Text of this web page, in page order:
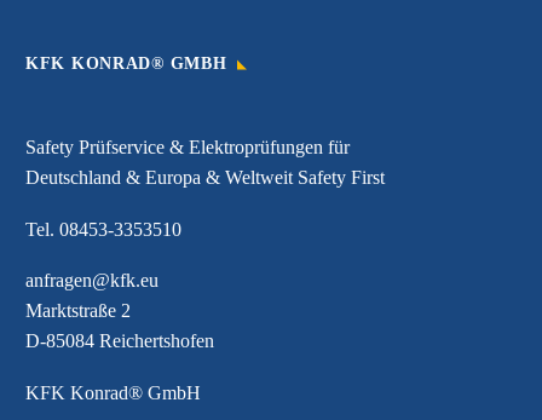
KFK KONRAD® GMBH
Safety Prüfservice & Elektroprüfungen für
Deutschland & Europa & Weltweit Safety First
Tel. 08453-3353510
anfragen@kfk.eu
Marktstraße 2
D-85084 Reichertshofen
KFK Konrad® GmbH